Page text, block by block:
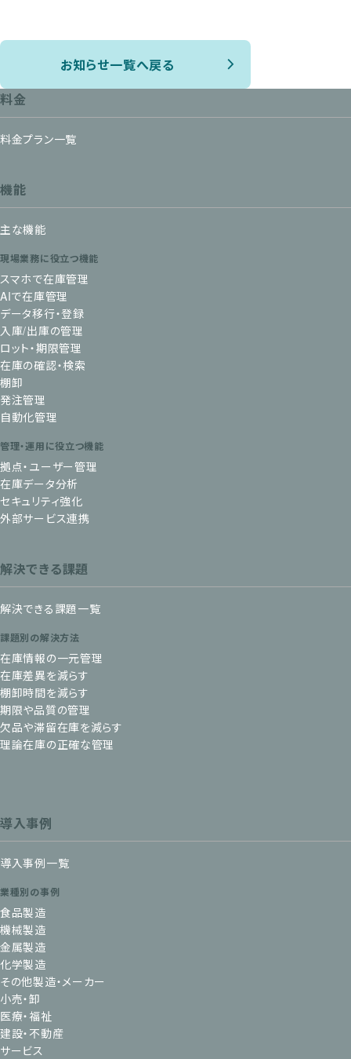
お知らせ一覧へ戻る
料金
料金プラン一覧
機能
主な機能
現場業務に役立つ機能
スマホで在庫管理
AIで在庫管理
データ移行・登録
入庫/出庫の管理
ロット・期限管理
在庫の確認・検索
棚卸
発注管理
自動化管理
管理・運用に役立つ機能
拠点・ユーザー管理
在庫データ分析
セキュリティ強化
外部サービス連携
解決できる課題
解決できる課題一覧
課題別の解決方法
在庫情報の一元管理
在庫差異を減らす
棚卸時間を減らす
期限や品質の管理
欠品や滞留在庫を減らす
理論在庫の正確な管理
導入事例
導入事例一覧
業種別の事例
食品製造
機械製造
金属製造
化学製造
その他製造・メーカー
小売・卸
医療・福祉
建設・不動産
サービス